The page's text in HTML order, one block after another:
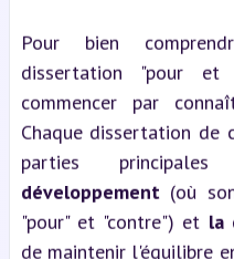
Pour bien
dissertation "pour
commencer par
Chaque dissertation de
parties
développement(où
"pour" et "contre") et la
de maintenir l'équilibre